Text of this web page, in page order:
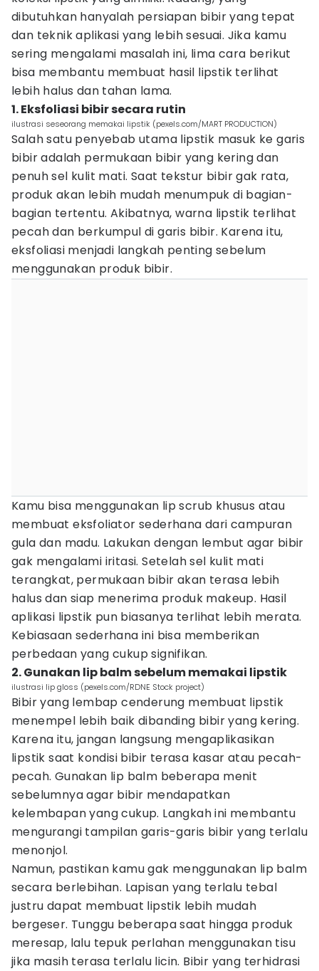
dibutuhkan hanyalah persiapan bibir yang tepat
dan teknik aplikasi yang lebih sesuai. Jika kamu
sering mengalami masalah ini, lima cara berikut
bisa membantu membuat hasil lipstik terlihat
lebih halus dan tahan lama.
1. Eksfoliasi bibir secara rutin
ilustrasi seseorang memakai lipstik (pexels.com/MART PRODUCTION)
Salah satu penyebab utama lipstik masuk ke garis
bibir adalah permukaan bibir yang kering dan
penuh sel kulit mati. Saat tekstur bibir gak rata,
produk akan lebih mudah menumpuk di bagian-
bagian tertentu. Akibatnya, warna lipstik terlihat
pecah dan berkumpul di garis bibir. Karena itu,
eksfoliasi menjadi langkah penting sebelum
menggunakan produk bibir.
Kamu bisa menggunakan lip scrub khusus atau
membuat eksfoliator sederhana dari campuran
gula dan madu. Lakukan dengan lembut agar bibir
gak mengalami iritasi. Setelah sel kulit mati
terangkat, permukaan bibir akan terasa lebih
halus dan siap menerima produk makeup. Hasil
aplikasi lipstik pun biasanya terlihat lebih merata.
Kebiasaan sederhana ini bisa memberikan
perbedaan yang cukup signifikan.
2. Gunakan lip balm sebelum memakai lipstik
ilustrasi lip gloss (pexels.com/RDNE Stock project)
Bibir yang lembap cenderung membuat lipstik
menempel lebih baik dibanding bibir yang kering.
Karena itu, jangan langsung mengaplikasikan
lipstik saat kondisi bibir terasa kasar atau pecah-
pecah. Gunakan lip balm beberapa menit
sebelumnya agar bibir mendapatkan
kelembapan yang cukup. Langkah ini membantu
mengurangi tampilan garis-garis bibir yang terlalu
menonjol.
Namun, pastikan kamu gak menggunakan lip balm
secara berlebihan. Lapisan yang terlalu tebal
justru dapat membuat lipstik lebih mudah
bergeser. Tunggu beberapa saat hingga produk
meresap, lalu tepuk perlahan menggunakan tisu
jika masih terasa terlalu licin. Bibir yang terhidrasi